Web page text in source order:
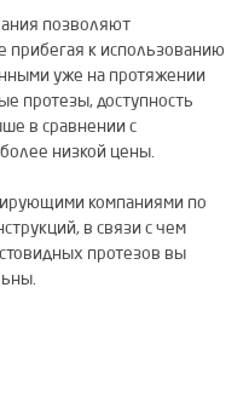
позволяют
прибегая к использованию
уже на протяжении
протезы, доступность
в сравнении с
низкой цены.
компаниями по
в связи с чем
протезов вы